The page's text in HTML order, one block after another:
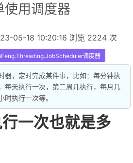
使用调度器
05-18 10:20:16 浏览 2224 次
调度器
器，定时完成某件事，比如：每分钟执
每天执行一次，第二周几执行，每月几
时执行一次等。
一次也就是多